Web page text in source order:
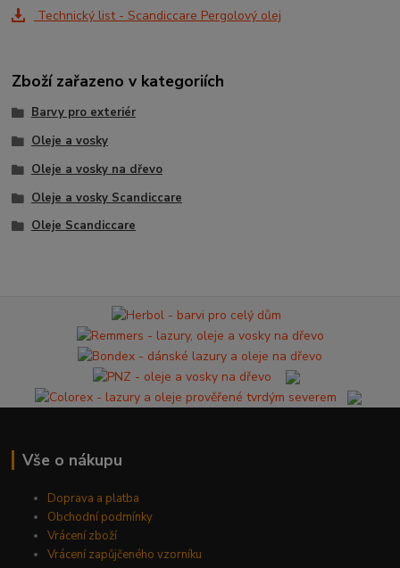
Technický list - Scandiccare Pergolový olej
Zboží zařazeno v kategoriích
Barvy pro exteriér
Oleje a vosky
Oleje a vosky na dřevo
Oleje a vosky Scandiccare
Oleje Scandiccare
Vše o nákupu
Doprava a platba
Obchodní podmínky
Vrácení zboží
Vrácení zapůjčeného vzorníku